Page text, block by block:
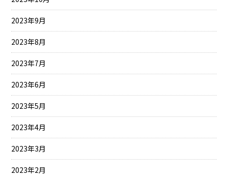
2023年9月
2023年8月
2023年7月
2023年6月
2023年5月
2023年4月
2023年3月
2023年2月